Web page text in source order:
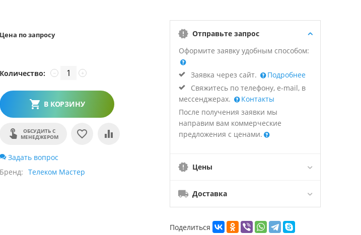
Цена по запросу
Количество: +
−
В КОРЗИНУ
ОБСУДИТЬ С
МЕНЕДЖЕРОМ
Задать вопрос
Бренд
Телеком Мастер
Отправьте запрос
Оформите заявку удобным способом:
Заявка через сайт.
Подробнее
Свяжитесь по телефону, e-mail, в
мессенджерах.
Контакты
После получения заявки мы
направим вам коммерческие
предложения с ценами.
Цены
Доставка
Поделиться